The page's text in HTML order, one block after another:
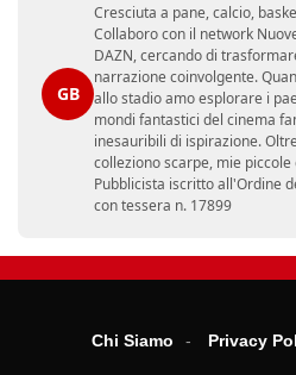
GB
Cresciuta a pane, calcio,
Collaboro con il network
DAZN, cercando di
narrazione coinvolgente.
allo stadio amo esplorare i
mondi fantastici del cinema
inesauribili di ispirazione.
colleziono scarpe, mie
Pubblicista iscritto all'Ordine
con tessera n. 17899
Chi Siamo Privacy